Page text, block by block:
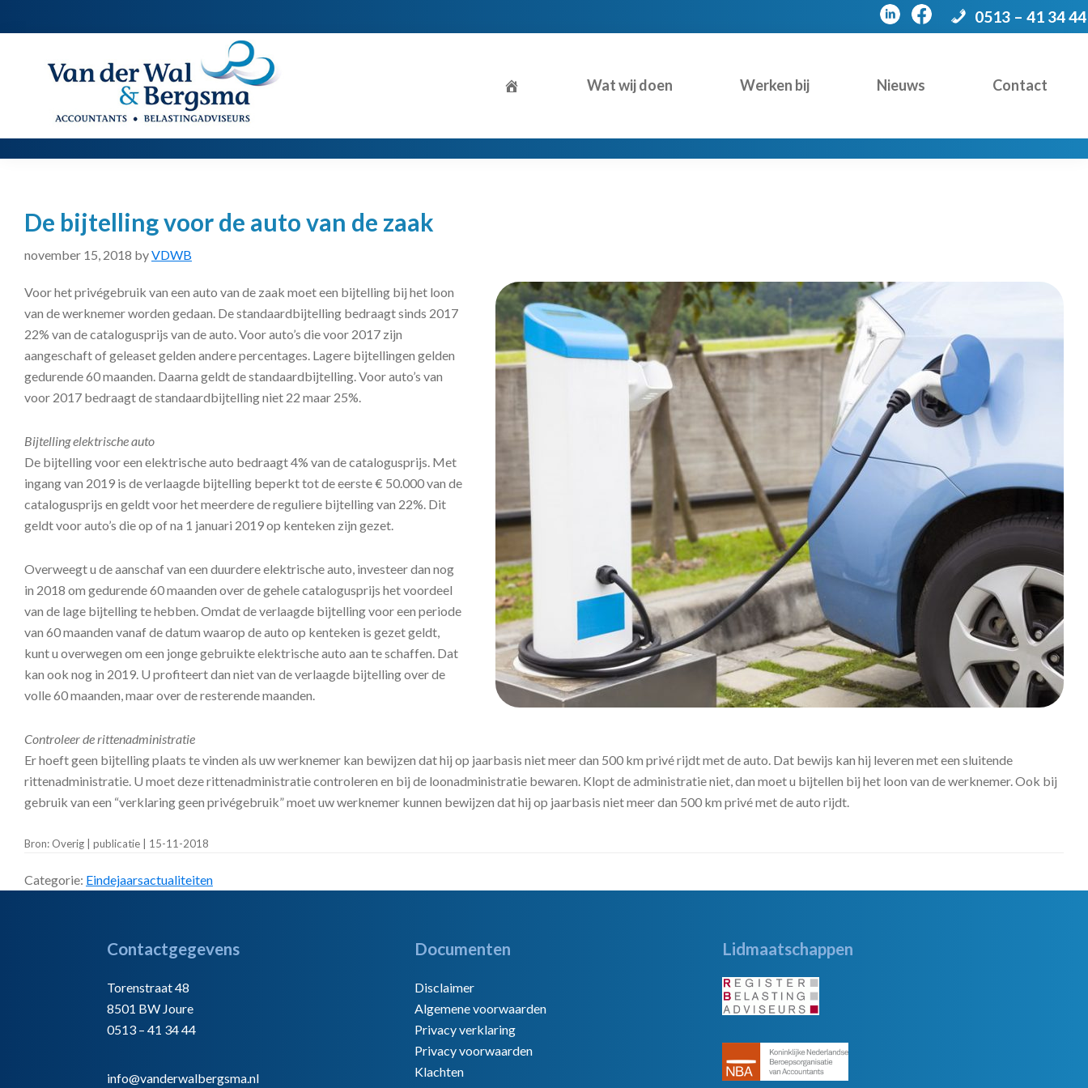
hoofdnavigatie
hoofd
voettekst
0513 – 41 34 44
Van
der
Accountants
|
Wat wij doen Werken bij Nieuws Contact
De bijtelling voor de auto van de zaak
november 15, 2018 byVDWB
Voor het privégebruik van een auto van de zaak moet een bijtelling bij het loon
van de werknemer worden gedaan. De standaardbijtelling bedraagt sinds 2017
22% van de catalogusprijs van de auto. Voor auto’s die voor 2017 zijn
aangeschaft of geleaset gelden andere percentages. Lagere bijtellingen gelden
gedurende 60 maanden. Daarna geldt de standaardbijtelling. Voor auto’s van
voor 2017 bedraagt de standaardbijtelling niet 22 maar 25%.
Bijtelling elektrische auto
De bijtelling voor een elektrische auto bedraagt 4% van de catalogusprijs. Met
ingang van 2019 is de verlaagde bijtelling beperkt tot de eerste € 50.000 van de
catalogusprijs en geldt voor het meerdere de reguliere bijtelling van 22%. Dit
geldt voor auto’s die op of na 1 januari 2019 op kenteken zijn gezet.
Overweegt u de aanschaf van een duurdere elektrische auto, investeer dan nog
in 2018 om gedurende 60 maanden over de gehele catalogusprijs het voordeel
van de lage bijtelling te hebben. Omdat de verlaagde bijtelling voor een periode
van 60 maanden vanaf de datum waarop de auto op kenteken is gezet geldt,
kunt u overwegen om een jonge gebruikte elektrische auto aan te schaffen. Dat
kan ook nog in 2019. U profiteert dan niet van de verlaagde bijtelling over de
volle 60 maanden, maar over de resterende maanden.
Controleer de rittenadministratie
Er hoeft geen bijtelling plaats te vinden als uw werknemer kan bewijzen dat hij op jaarbasis niet meer dan 500 km privé rijdt met de auto. Dat bewijs kan hij leveren met een sluitende
rittenadministratie. U moet deze rittenadministratie controleren en bij de loonadministratie bewaren. Klopt de administratie niet, dan moet u bijtellen bij het loon van de werknemer. Ook bij
gebruik van een “verklaring geen privégebruik” moet uw werknemer kunnen bewijzen dat hij op jaarbasis niet meer dan 500 km privé met de auto rijdt.
Bron: Overig | publicatie | 15-11-2018
Categorie: Eindejaarsactualiteiten
Contactgegevens
Torenstraat 48
8501 BW Joure
0513 – 41 34 44
info@vanderwalbergsma.nl
Documenten
Disclaimer
Algemene voorwaarden
Privacy verklaring
Privacy voorwaarden
Klachten
Lidmaatschappen